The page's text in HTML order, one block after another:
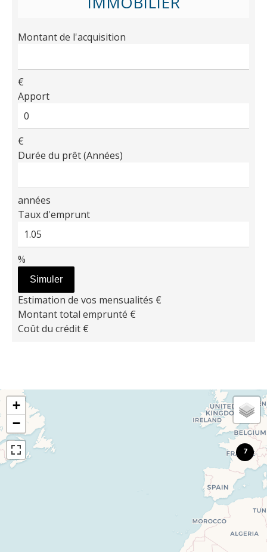
Montant de l'acquisition
€
Apport
€
Durée du prêt (Années)
années
Taux d'emprunt
%
Simuler
Estimation de vos mensualités €
Montant total emprunté €
Coût du crédit €
7
+
−